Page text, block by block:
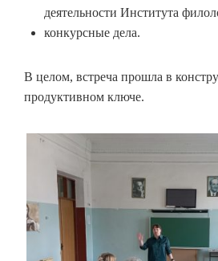
деятельности Института
конкурсные дела.
В целом, встреча прошла в
продуктивном ключе.